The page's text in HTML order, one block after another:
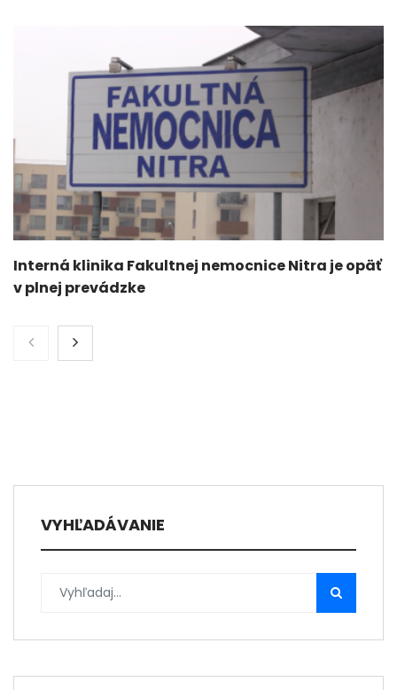
Interná klinika Fakultnej nemocnice Nitra je opäť
v plnej prevádzke
VYHĽADÁVANIE